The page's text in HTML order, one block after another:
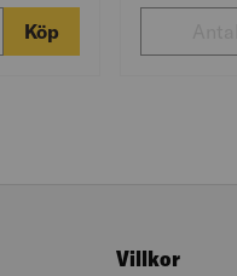
Köp
Villkor